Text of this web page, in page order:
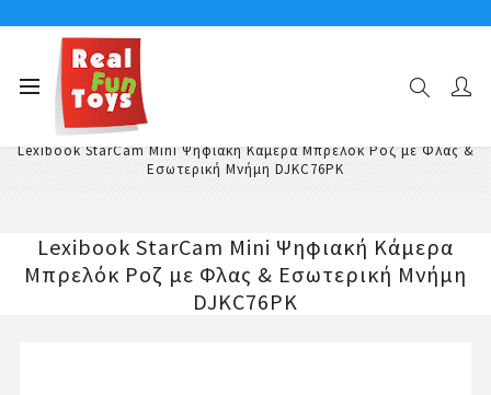
Αρχική σελίδα
Ηλεκτρονικά Παιδικά Παιχνίδια & Gadgets
Lexibook StarCam Mini Ψηφιακή Κάμερα Μπρελόκ Ροζ με Φλας &
Εσωτερική Μνήμη DJKC76PK
Lexibook StarCam Mini Ψηφιακή Κάμερα
Μπρελόκ Ροζ με Φλας & Εσωτερική Μνήμη
DJKC76PK